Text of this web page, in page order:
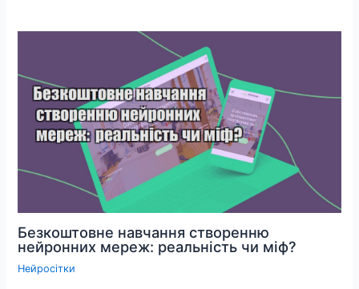
Безкоштовне навчання створенню
нейронних мереж: реальність чи міф?
Нейросітки